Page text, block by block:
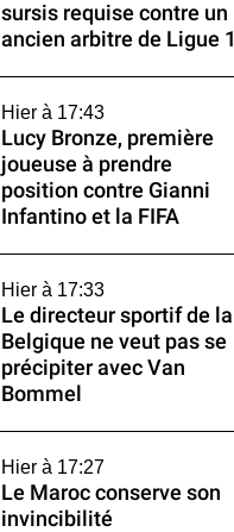
sursis requise contre un
ancien arbitre de Ligue 1
Hier à 17:43
Lucy Bronze, première
joueuse à prendre
position contre Gianni
Infantino et la FIFA
Hier à 17:33
Le directeur sportif de la
Belgique ne veut pas se
précipiter avec Van
Bommel
Hier à 17:27
Le Maroc conserve son
invincibilité